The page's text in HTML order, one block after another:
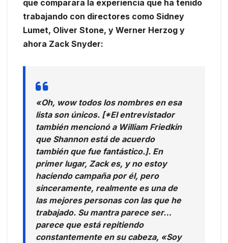
que comparara la experiencia que ha tenido
trabajando con directores como Sidney
Lumet, Oliver Stone, y Werner Herzog y
ahora Zack Snyder:
«Oh, wow todos los nombres en esa
lista son únicos. [*El entrevistador
también mencionó a William Friedkin
que Shannon está de acuerdo
también que fue fantástico.]. En
primer lugar, Zack es, y no estoy
haciendo campaña por él, pero
sinceramente, realmente es una de
las mejores personas con las que he
trabajado. Su mantra parece ser…
parece que está repitiendo
constantemente en su cabeza, «Soy